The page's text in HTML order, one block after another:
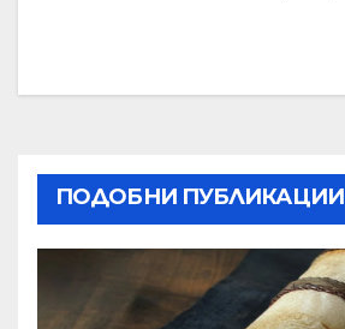
ПОДОБНИ ПУБЛИКАЦИИ